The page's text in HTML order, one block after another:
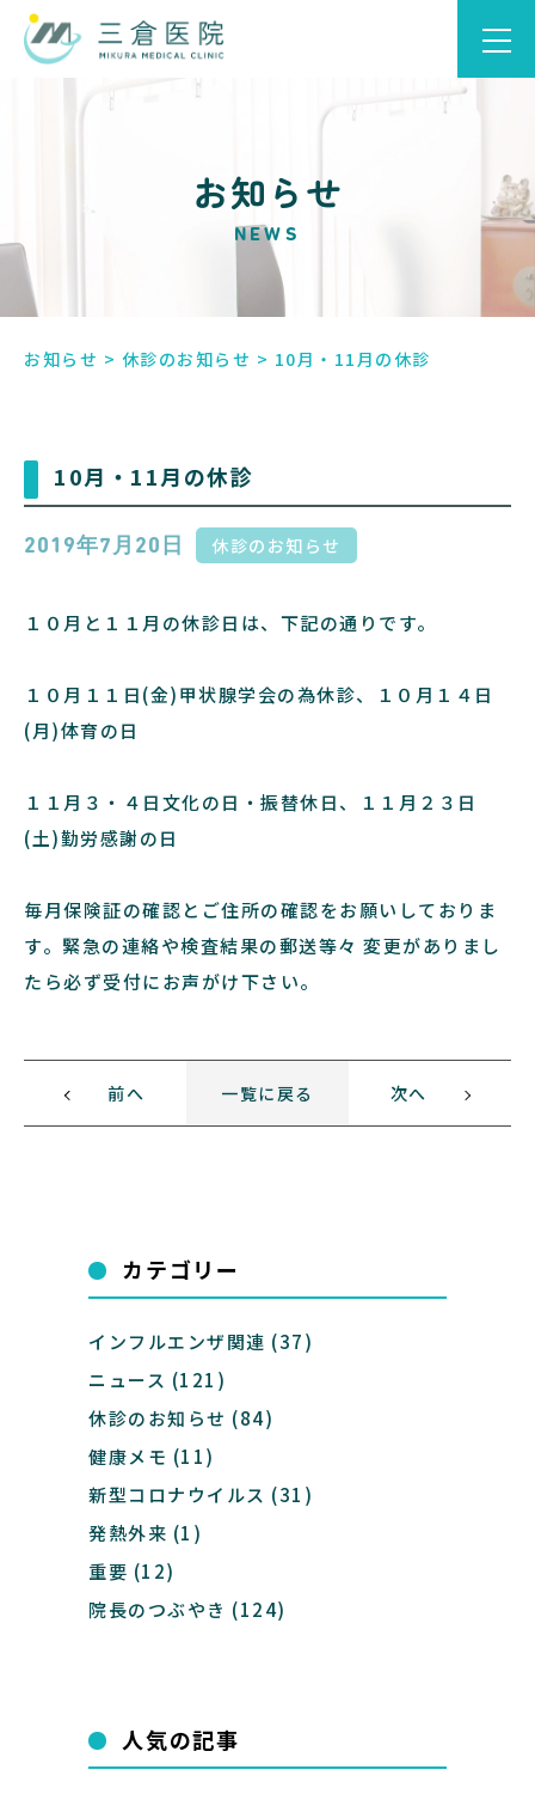
お知らせ
NEWS
お知らせ > 休診のお知らせ > 10月・11月の休診
10月・11月の休診
2019年7月20日 休診のお知らせ
１０月と１１月の休診日は、下記の通りです。
１０月１１日(金)甲状腺学会の為休診、１０月１４日
(月)体育の日
１１月３・４日文化の日・振替休日、１１月２３日
(土)勤労感謝の日
毎月保険証の確認とご住所の確認をお願いしておりま
す。緊急の連絡や検査結果の郵送等々 変更がありまし
たら必ず受付にお声がけ下さい。
前へ 一覧に戻る 次へ
カテゴリー
インフルエンザ関連 (37)
ニュース (121)
休診のお知らせ (84)
健康メモ (11)
新型コロナウイルス (31)
発熱外来 (1)
重要 (12)
院長のつぶやき (124)
人気の記事